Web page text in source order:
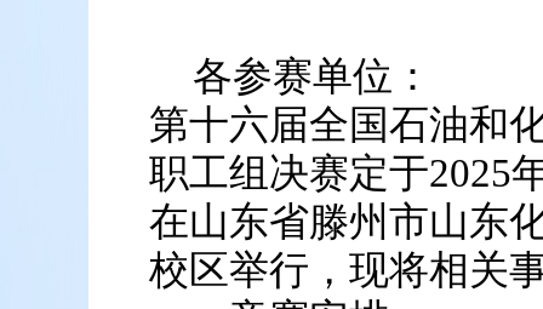
各参赛单位：
第十六届全国石油和
职工组决赛定于2025
在山东省滕州市山东
校区举行，现将相关